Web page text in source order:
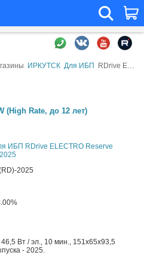
ИРКУТСК Для ИБП RDrive ELECTRO Reserve REW (High Rate, до 12 лет)
(High Rate, до 12 лет)
ИБП RDrive ELECTRO Reserve
2025
Вт / эл., 10 мин., 151x65x93,5
- 2025.